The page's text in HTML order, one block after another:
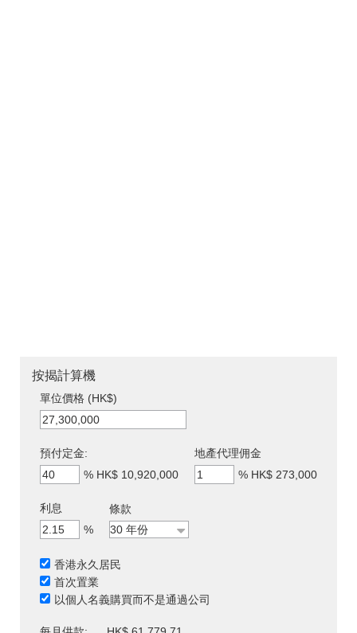
按揭計算機
單位價格 (HK$)
預付定金:
% HK$ 10,920,000
地產代理佣金
% HK$ 273,000
利息
%
條款
香港永久居民
首次置業
以個人名義購買而不是通過公司